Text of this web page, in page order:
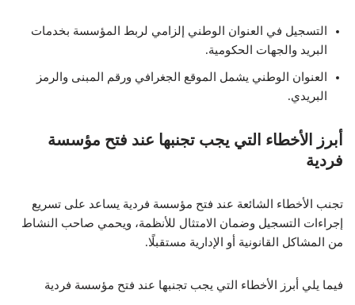
التسجيل في العنوان الوطني إلزامي لربط المؤسسة بخدمات
البريد والجهات الحكومية.
العنوان الوطني يشمل الموقع الجغرافي ورقم المبنى والرمز
البريدي.
أبرز الأخطاء التي يجب تجنبها عند فتح مؤسسة
فردية
تجنب الأخطاء الشائعة عند فتح مؤسسة فردية يساعد على تسريع
إجراءات التسجيل وضمان الامتثال للأنظمة، ويحمي صاحب النشاط
من المشاكل القانونية أو الإدارية مستقبلًا.
فيما يلي أبرز الأخطاء التي يجب تجنبها عند فتح مؤسسة فردية